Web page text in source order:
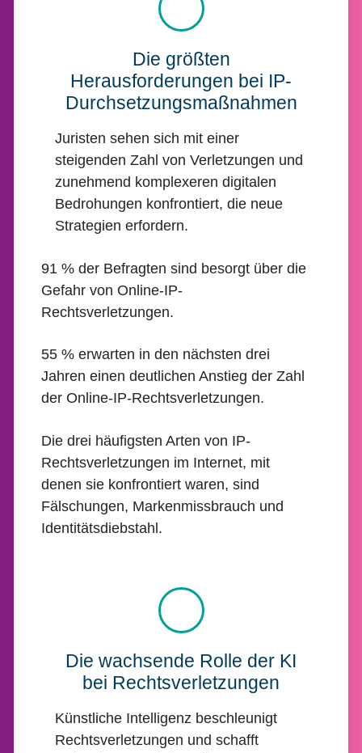
Die größten
Herausforderungen bei IP-
Durchsetzungsmaßnahmen
Juristen sehen sich mit einer
steigenden Zahl von Verletzungen und
zunehmend komplexeren digitalen
Bedrohungen konfrontiert, die neue
Strategien erfordern.
91 % der Befragten sind besorgt über die
Gefahr von Online-IP-
Rechtsverletzungen.
55 % erwarten in den nächsten drei
Jahren einen deutlichen Anstieg der Zahl
der Online-IP-Rechtsverletzungen.
Die drei häufigsten Arten von IP-
Rechtsverletzungen im Internet, mit
denen sie konfrontiert waren, sind
Fälschungen, Markenmissbrauch und
Identitätsdiebstahl.
Die wachsende Rolle der KI
bei Rechtsverletzungen
Künstliche Intelligenz beschleunigt
Rechtsverletzungen und schafft